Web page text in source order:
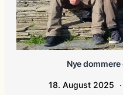
Nye dommere
18. August 2025